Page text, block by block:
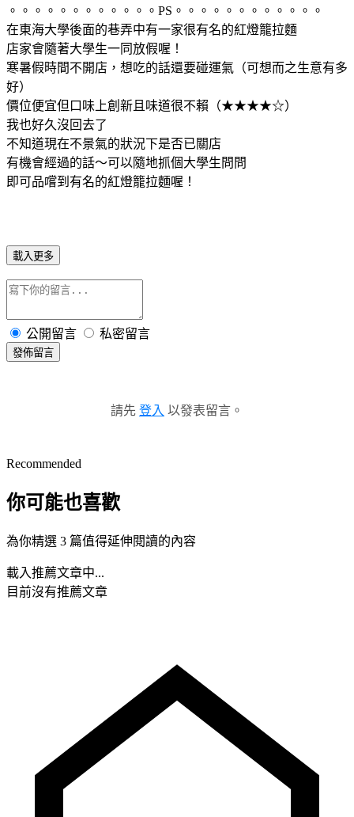
。。。。。。。。。。。。PS。。。。。。。。。。。。
在東海大學後面的巷弄中有一家很有名的紅燈籠拉麵
店家會隨著大學生一同放假喔！
寒暑假時間不開店，想吃的話還要碰運氣（可想而之生意有多
好）
價位便宜但口味上創新且味道很不賴（★★★★☆）
我也好久沒回去了
不知道現在不景氣的狀況下是否已關店
有機會經過的話～可以隨地抓個大學生問問
即可品嚐到有名的紅燈籠拉麵喔！
載入更多
公開留言 私密留言
發佈留言
請先 登入 以發表留言。
Recommended
你可能也喜歡
為你精選 3 篇值得延伸閱讀的內容
載入推薦文章中...
目前沒有推薦文章